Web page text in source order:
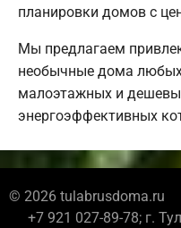
планировки домов с
Мы предлагаем
необычные дома
малоэтажных и
энергоэффективных
© 2026 tulabrusdoma.ru
+7 921 027-89-78; г.